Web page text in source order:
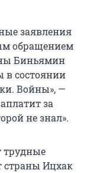
заявления
обращением
Биньямин
в состоянии
Войны», —
за
не знал».
трудные
страны Ицхак